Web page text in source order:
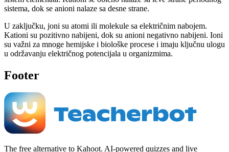
sistema, dok se anioni nalaze sa desne strane.
U zaključku, joni su atomi ili molekule sa električnim nabojem.
Kationi su pozitivno nabijeni, dok su anioni negativno nabijeni. Ioni
su važni za mnoge hemijske i biološke procese i imaju ključnu ulogu
u održavanju električnog potencijala u organizmima.
Footer
The free alternative to Kahoot. AI-powered quizzes and live